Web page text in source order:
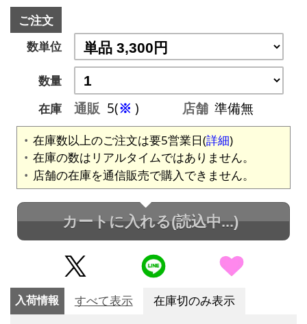
ご注文
数単位
数量
在庫
通販 5(※ ) 店舗 準備無
在庫数以上のご注文は要5営業日(詳細)
在庫の数はリアルタイムではありません。
店舗の在庫を通信販売で購入できません。
カートに入れる(読込中...)
入荷情報 すべて表示 在庫切のみ表示